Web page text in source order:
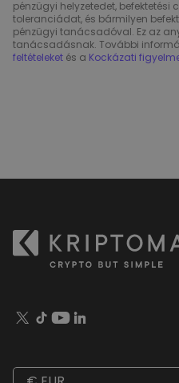
pénzügyi helyzetedet, befektetési
toleranciádat, és bármilyen
pénzügyi tanácsadóval. Ez az
tanácsadásnak. További
feltételeket és a Kockázati